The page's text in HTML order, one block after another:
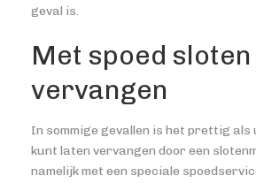
geval is.
Met spoed
vervangen
In sommige gevallen is het prettig
kunt laten vervangen door een
namelijk met een speciale